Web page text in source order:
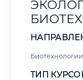
Биотехнологии
ТИП